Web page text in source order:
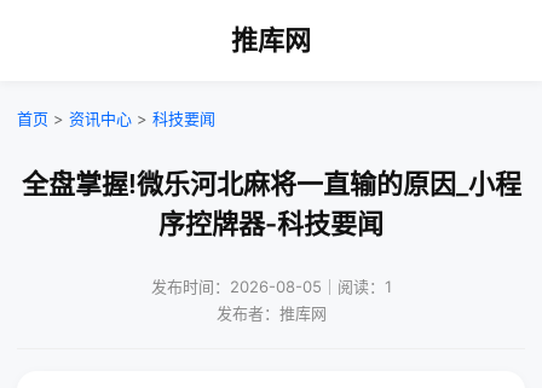
推库网
首页 > 资讯中心 > 科技要闻
全盘掌握!微乐河北麻将一直输的原因_小程
序控牌器-科技要闻
发布时间：2026-08-05｜阅读：1
发布者：推库网